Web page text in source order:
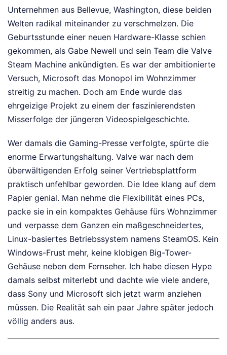
Unternehmen aus Bellevue, Washington, diese beiden
Welten radikal miteinander zu verschmelzen. Die
Geburtsstunde einer neuen Hardware-Klasse schien
gekommen, als Gabe Newell und sein Team die Valve
Steam Machine ankündigten. Es war der ambitionierte
Versuch, Microsoft das Monopol im Wohnzimmer
streitig zu machen. Doch am Ende wurde das
ehrgeizige Projekt zu einem der faszinierendsten
Misserfolge der jüngeren Videospielgeschichte.
Wer damals die Gaming-Presse verfolgte, spürte die
enorme Erwartungshaltung. Valve war nach dem
überwältigenden Erfolg seiner Vertriebsplattform
praktisch unfehlbar geworden. Die Idee klang auf dem
Papier genial. Man nehme die Flexibilität eines PCs,
packe sie in ein kompaktes Gehäuse fürs Wohnzimmer
und verpasse dem Ganzen ein maßgeschneidertes,
Linux-basiertes Betriebssystem namens SteamOS. Kein
Windows-Frust mehr, keine klobigen Big-Tower-
Gehäuse neben dem Fernseher. Ich habe diesen Hype
damals selbst miterlebt und dachte wie viele andere,
dass Sony und Microsoft sich jetzt warm anziehen
müssen. Die Realität sah ein paar Jahre später jedoch
völlig anders aus.